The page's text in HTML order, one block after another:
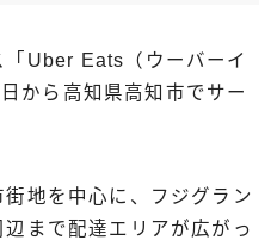
比較
Uber Eats（ウーバーイ
から高知県高知市でサー
地を中心に、フジグラン
まで配達エリアが広がっ